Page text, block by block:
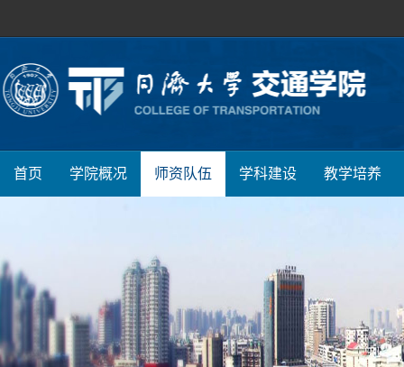
首页 学院概况 师资队伍 学科建设 教学培养